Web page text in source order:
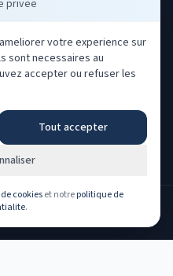
Gerer mes cookies
privee
votre experience sur
sont necessaires au
accepter ou refuser les
Tout accepter
cookies et notre politique de
.